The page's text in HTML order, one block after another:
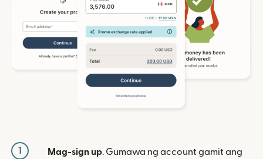
1 Mag-sign up. Gumawa ng account gamit ang